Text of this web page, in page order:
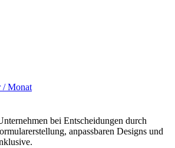
/ Monat
bei Entscheidungen durch
anpassbaren Designs und